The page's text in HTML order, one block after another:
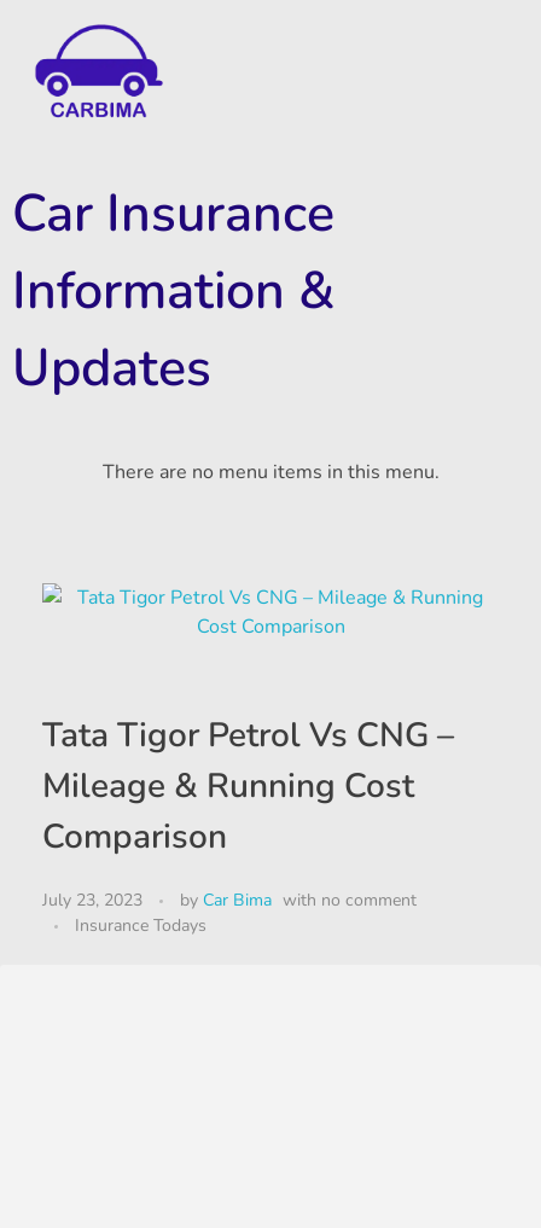
Car Insurance
Information &
Updates
There are no menu items in this menu.
Tata Tigor Petrol Vs CNG –
Mileage & Running Cost
Comparison
July 23, 2023 by Car Bima with no comment
Insurance Todays